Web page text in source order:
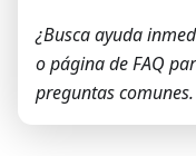
¿Busca ayuda
o página de FAQ
preguntas comunes.